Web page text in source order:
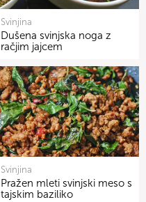
Svinjina
Dušena svinjska noga z
račjim jajcem
Svinjina
Pražen mleti svinjski meso s
tajskim baziliko